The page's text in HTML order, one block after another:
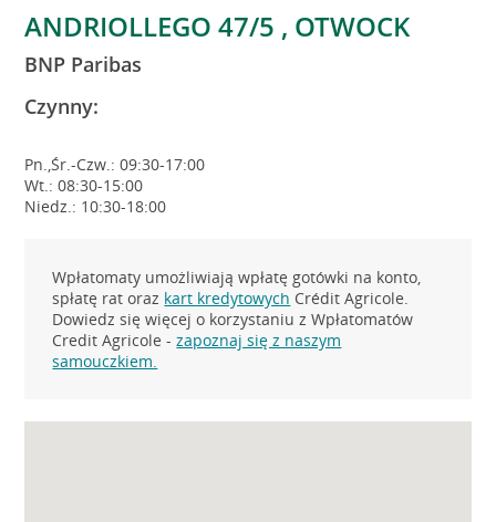
ANDRIOLLEGO 47/5 , OTWOCK
BNP Paribas
Czynny:
Pn.,Śr.-Czw.: 09:30-17:00
Wt.: 08:30-15:00
Niedz.: 10:30-18:00
Wpłatomaty umożliwiają wpłatę gotówki na konto,
spłatę rat oraz kart kredytowych Crédit Agricole.
Dowiedz się więcej o korzystaniu z Wpłatomatów
Credit Agricole -zapoznaj się z naszym
samouczkiem.